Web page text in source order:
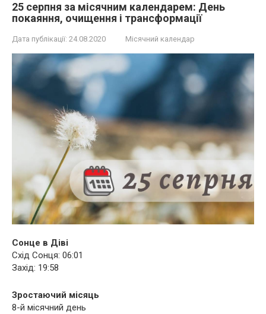
25 серпня за місячним календарем: День
покаяння, очищення і трансформації
Дата публікації: 24.08.2020 Місячний календар
Сонце в Діві
Схід Сонця: 06:01
Захід: 19:58
Зростаючий місяць
8-й місячний день